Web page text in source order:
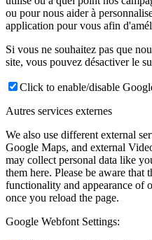
ou pour nous aider à
application pour vous afin
Si vous ne souhaitez pas que
site, vous pouvez désactiver le
Click to enable/disable
Autres services externes
We also use different external
Google Maps, and external
may collect personal data like
them here. Please be aware that
functionality and appearance of
once you reload the page.
Google Webfont Settings: